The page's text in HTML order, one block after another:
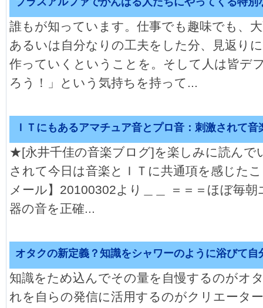
誰もが知っています。仕事でも趣味でも、
あるいは自分なりの工夫をした分、見返り
作っていくということを。そして人は皆デ
ろう！」という気持ちを持って...
ＩＴにもあるアマチュア音とプロ音：刺激されて音
★[永井千佳の音楽ブログ]を楽しみに読んで
されて今日は音楽とＩＴに共通項を感じた
メール】20100302より＿＿ ＝＝＝ほぼ毎
器の音を正確...
オタクの新定義？知識をシャワーのように浴びて自
知識をため込んでその量を自慢するのがオ
れを自らの発信に活用するのがクリエータ